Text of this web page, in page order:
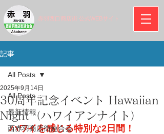
赤羽西口商店街 公式WEBサイト
記事
All Posts
最新情報
西赤羽商店街連合会
All Posts
30周年記念イベント Hawaiian
Night（ハワイアンナイト）
2025年9月14日
ハワイを感じる特別な2日間！